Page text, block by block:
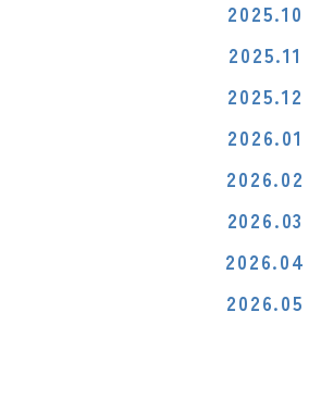
2025.10
2025.11
2025.12
2026.01
2026.02
2026.03
2026.04
2026.05